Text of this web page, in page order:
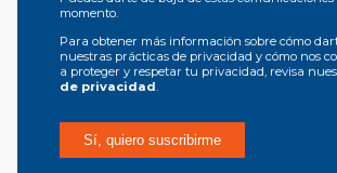
momento.
Para obtener más información sobre cómo
nuestras prácticas de privacidad y cómo nos
a proteger y respetar tu privacidad, revisa
de privacidad